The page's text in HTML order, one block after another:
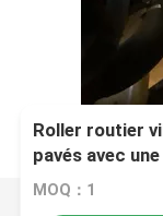
Roller routier
pavés avec
280N/Cm
MOQ：1